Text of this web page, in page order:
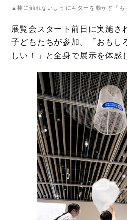
▲棒に触れないようにギターを動かす「も
展覧会スタート前日に実施さ
子どもたちが参加。「おもし
しい！」と全身で展示を体感